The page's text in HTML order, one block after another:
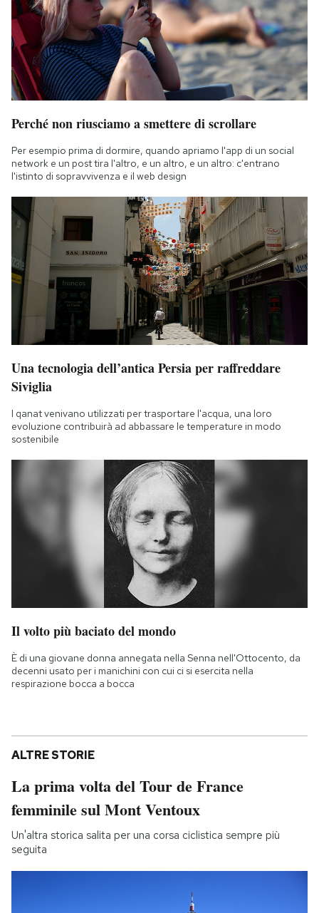
Perché non riusciamo a smettere di scrollare
Per esempio prima di dormire, quando apriamo l'app di un social
network e un post tira l'altro, e un altro, e un altro: c'entrano
l'istinto di sopravvivenza e il web design
Una tecnologia dell’antica Persia per raffreddare
Siviglia
I qanat venivano utilizzati per trasportare l'acqua, una loro
evoluzione contribuirà ad abbassare le temperature in modo
sostenibile
Il volto più baciato del mondo
È di una giovane donna annegata nella Senna nell'Ottocento, da
decenni usato per i manichini con cui ci si esercita nella
respirazione bocca a bocca
ALTRE STORIE
La prima volta del Tour de France
femminile sul Mont Ventoux
Un'altra storica salita per una corsa ciclistica sempre più
seguita